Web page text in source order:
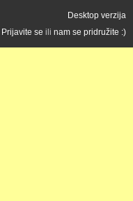
Desktop verzija
Prijavite se ili nam se pridružite :)